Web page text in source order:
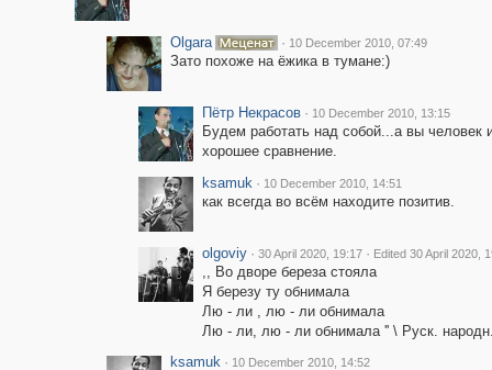
Olgara · 10 December 2010, 07:49
Зато похоже на ёжика в тумане:)
Пётр Некрасов · 10 December 2010, 13:15
Будем работать над собой...а вы человек
хорошее сравнение.
ksamuk · 10 December 2010, 14:51
как всегда во всём находите позитив.
olgoviy · 30 April 2020, 19:17 · Edited 30 April 2020,
,, Во дворе береза стояла
Я березу ту обнимала
Лю - ли , лю - ли обнимала
Лю - ли, лю - ли обнимала '' \ Руск.
ksamuk · 10 December 2010, 14:52